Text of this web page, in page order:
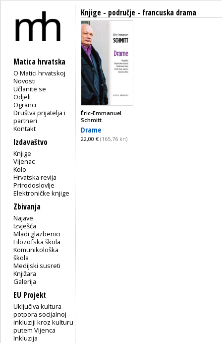
Matica hrvatska
O Matici hrvatskoj
Novosti
Učlanite se
Odjeli
Ogranci
Društva prijatelja i
partneri
Kontakt
Izdavaštvo
Knjige
Vijenac
Kolo
Hrvatska revija
Prirodoslovlje
Elektroničke knjige
Zbivanja
Najave
Izvješća
Mladi glazbenici
Filozofska škola
Komunikološka
škola
Medijski susreti
Knjižara
Galerija
EU Projekt
Uključiva kultura -
potpora socijalnoj
inkluziji kroz kulturu
putem Vijenca
Inkluzija
Knjige - područje - francuska drama
Éric-Emmanuel
Schmitt
Drame
22,00 € (165,76 kn)